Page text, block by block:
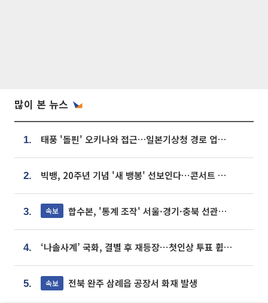
많이 본 뉴스
1. 태풍 '돌핀' 오키나와 접근…일본기상청 경로 업데이트
2. 빅뱅, 20주년 기념 '새 뱅봉' 선보인다⋯콘서트 앞두고 팝업 개최
3. 속보 합수본, '통계 조작' 서울·경기·충북 선관위 등 추가 압수수색
4. ‘나솔사계’ 국화, 결별 후 재등장⋯첫인상 투표 휩쓸고 ‘인기녀’ 등극
5. 속보 전북 완주 삼례읍 공장서 화재 발생